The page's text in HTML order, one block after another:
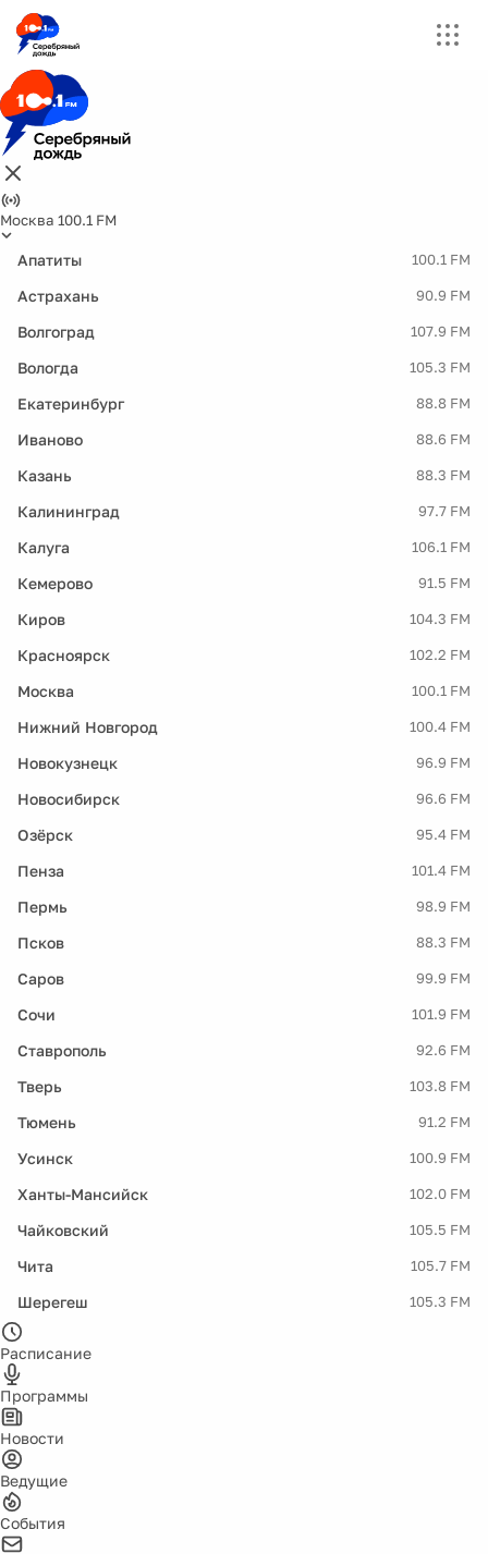
Москва 100.1 FM
Апатиты 100.1 FM
Астрахань 90.9 FM
Волгоград 107.9 FM
Вологда 105.3 FM
Екатеринбург 88.8 FM
Иваново 88.6 FM
Казань 88.3 FM
Калининград 97.7 FM
Калуга 106.1 FM
Кемерово 91.5 FM
Киров 104.3 FM
Красноярск 102.2 FM
Москва 100.1 FM
Нижний Новгород 100.4 FM
Новокузнецк 96.9 FM
Новосибирск 96.6 FM
Озёрск 95.4 FM
Пенза 101.4 FM
Пермь 98.9 FM
Псков 88.3 FM
Саров 99.9 FM
Сочи 101.9 FM
Ставрополь 92.6 FM
Тверь 103.8 FM
Тюмень 91.2 FM
Усинск 100.9 FM
Ханты-Мансийск 102.0 FM
Чайковский 105.5 FM
Чита 105.7 FM
Шерегеш 105.3 FM
Расписание
Программы
Новости
Ведущие
События